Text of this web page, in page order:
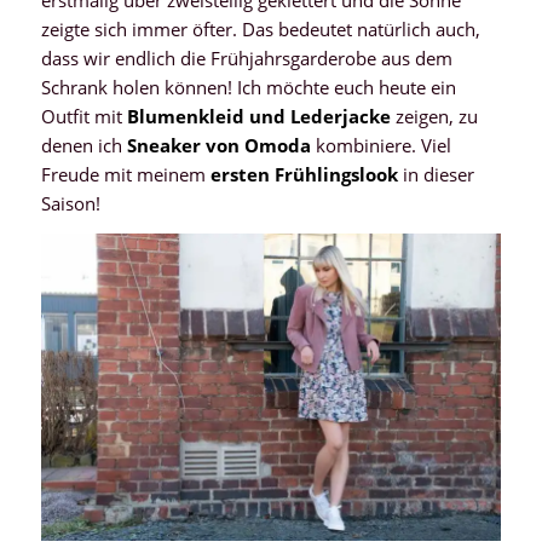
zeigte sich immer öfter. Das bedeutet natürlich auch,
dass wir endlich die Frühjahrsgarderobe aus dem
Schrank holen können! Ich möchte euch heute ein
Outfit mit Blumenkleid und Lederjackezeigen, zu
denen ich Sneaker von Omoda kombiniere. Viel
Freude mit meinem ersten Frühlingslook in dieser
Saison!